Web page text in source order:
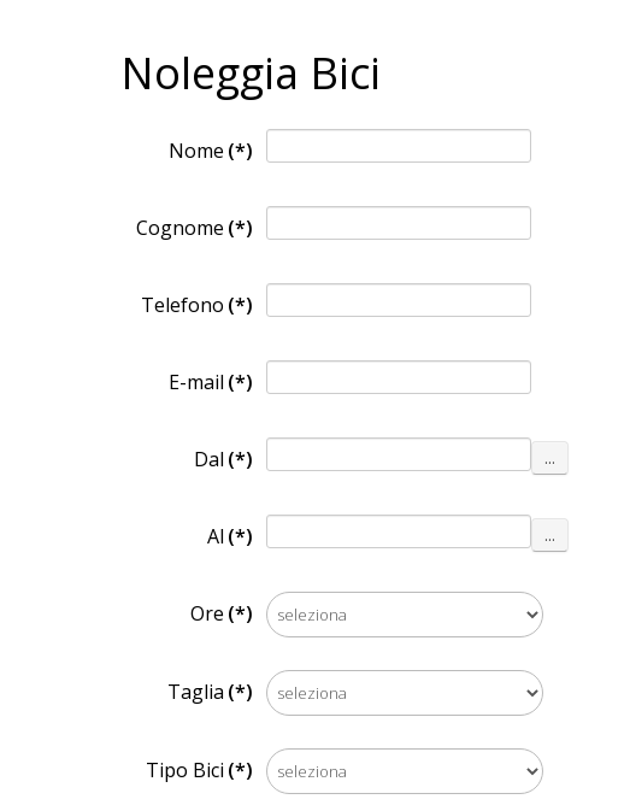
Noleggia Bici
Nome (*)
Cognome (*)
Telefono (*)
E-mail (*)
Dal (*) ...
Al (*) ...
Ore (*)
Taglia (*)
Tipo Bici (*)